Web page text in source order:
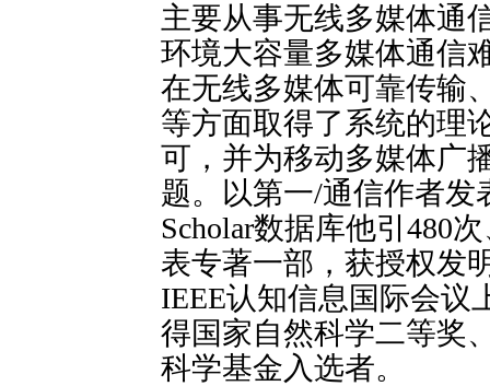
主要从事无线多媒体通
环境大容量多媒体通信
在无线多媒体可靠传输
等方面取得了系统的理
可，并为移动多媒体广
题。以第一/通信作者发
Scholar数据库他引480
表专著一部，获授权发
IEEE认知信息国际会议
得国家自然科学二等奖
科学基金入选者。